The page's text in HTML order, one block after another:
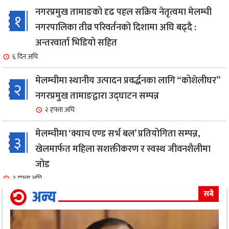
१
नगरप्रमुख तामाङको दृढ पहल सक्रिय नेतृत्वमा मेलम्ची
नगरपालिका तीव्र परिवर्तनको दिशामा अघि बढ्दै :
अन्तरवार्ता भिडियो सहित
६ दिन अघि
२
मेलम्चीमा स्थानीय उत्पादन प्रवर्द्धनका लागि “कोशेलीघर”
नगरप्रमुख तामाङद्वारा उद्घाटन सम्पन्न
२ हफ्ता अघि
३
मेलम्चीमा ‘क्याच एण्ड सर्भ बल’ प्रतियोगिता सम्पन्न,
खेलमार्फत महिला सशक्तीकरण र स्वस्थ जीवनशैलीमा
जोड
३ हफ्ता अघि
४
एक सफल बाइक मेकानिक उमेश सोनामको अभिनय क्षेत्रमा
दमदार ईन्ट्री,नायिका गरिमा संग रोमान्स: हेर्नुहोस भिडियो ।
अन्य सबै